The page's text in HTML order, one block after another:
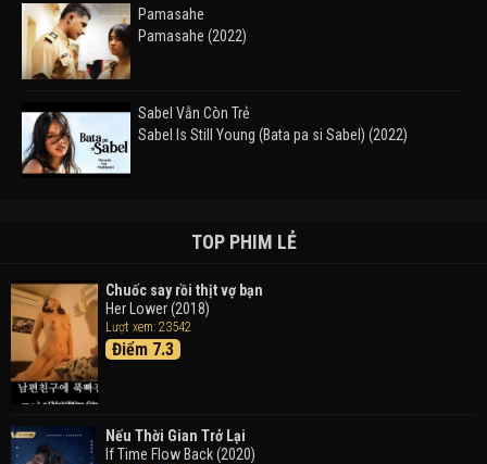
Pamasahe
Pamasahe (2022)
Sabel Vẫn Còn Trẻ
Sabel Is Still Young (Bata pa si Sabel) (2022)
Takas (2024)
Thám Tử Lừng Danh Conan 26: Tàu Ngầm Sắt Màu
Đen
Detective Conan: Black Iron Submarine (2023)
Trong Tranh
Doraemon the Movie: Nobita's Art World Tales (2025)
TOP PHIM LẺ
Chuốc say rồi thịt vợ bạn
Her Lower (2018)
Lượt xem: 23542
Điểm 7.3
Nếu Thời Gian Trở Lại
If Time Flow Back (2020)